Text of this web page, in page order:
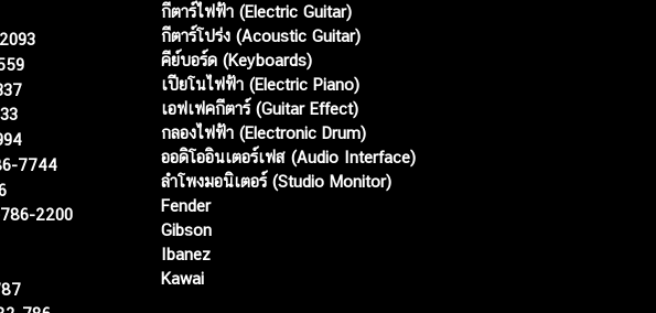
7744
2200
กีตาร์ไฟฟ้า (Electric Guitar)
กีตาร์โปร่ง (Acoustic Guitar)
คีย์บอร์ด (Keyboards)
เปียโนไฟฟ้า (Electric Piano)
เอฟเฟคกีตาร์ (Guitar Effect)
กลองไฟฟ้า (Electronic Drum)
ออดิโออินเตอร์เฟส (Audio Interface)
ลำโพงมอนิเตอร์ (Studio Monitor)
Fender
Gibson
Ibanez
Kawai